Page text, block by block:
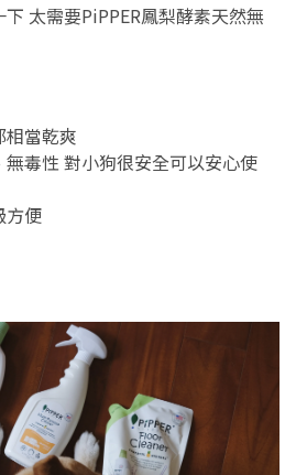
太需要PiPPER鳳梨酵素天然無
相當乾爽
毒性 對小狗很安全可以安心使
方便